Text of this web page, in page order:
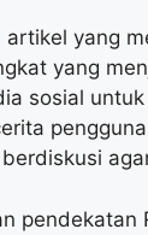
artikel yang
yang
sosial
pendekatan